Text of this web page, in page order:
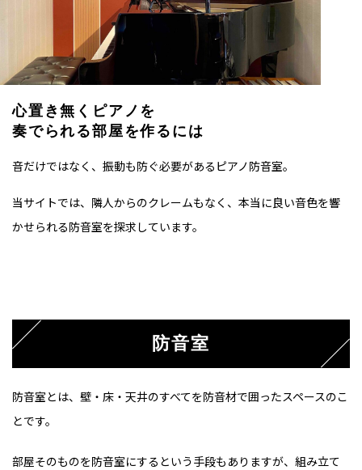
心置き無くピアノを
奏でられる部屋を作るには
音だけではなく、振動も防ぐ必要があるピアノ防音室。
当サイトでは、隣人からのクレームもなく、本当に良い音色を響
かせられる防音室を探求しています。
防音室
防音室とは、壁・床・天井のすべてを防音材で囲ったスペースのこ
とです。
部屋そのものを防音室にするという手段もありますが、組み立て